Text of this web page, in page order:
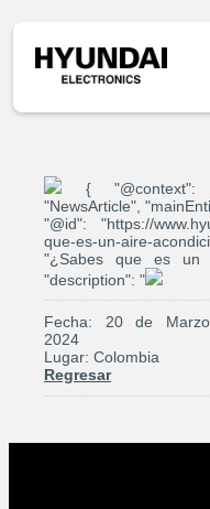
{ "@context":
"NewsArticle",
"@id": "https://
que-es-un-aire-
"¿Sabes que es un
"description": "
Fecha: 20 de
2024
Lugar: Colombia
Regresar